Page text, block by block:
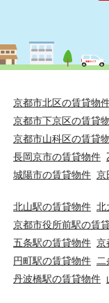
京都市北区の賃貸物
京都市下京区の賃貸
京都市山科区の賃貸
長岡京市の賃貸物件
城陽市の賃貸物件 京
北山駅の賃貸物件 北
京都市役所前駅の賃
五条駅の賃貸物件 京
円町駅の賃貸物件
丹波橋駅の賃貸物件